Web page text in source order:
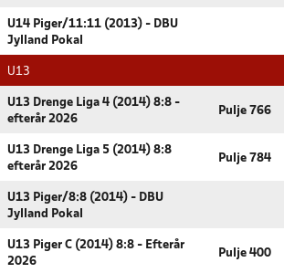
U14 Piger/11:11 (2013) - DBU
Jylland Pokal
U13
U13 Drenge Liga 4 (2014) 8:8 -
efterår 2026
Pulje 766
U13 Drenge Liga 5 (2014) 8:8
efterår 2026
Pulje 784
U13 Piger/8:8 (2014) - DBU
Jylland Pokal
U13 Piger C (2014) 8:8 - Efterår
2026
Pulje 400